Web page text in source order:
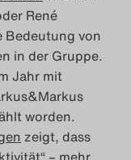
Blog
Blog
René
Bedeutung von
in der Gruppe.
Jahr mit
worden.
zeigt, dass